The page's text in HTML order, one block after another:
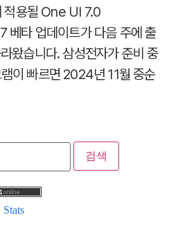
용될 One UI 7.0
타 업데이트가 다음 주에 출
왔습니다. 삼성전자가 준비 중
이 빠르면 2024년 11월 중순
Stats